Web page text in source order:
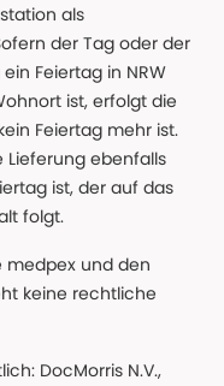
als
der Tag oder der
Feiertag in NRW
ist, erfolgt die
Feiertag mehr ist.
Lieferung ebenfalls
ist, der auf das
folgt.
medpex und den
keine rechtliche
DocMorris N.V.,